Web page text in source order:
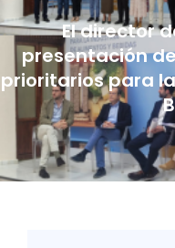
El director
presentación
prioritarios para